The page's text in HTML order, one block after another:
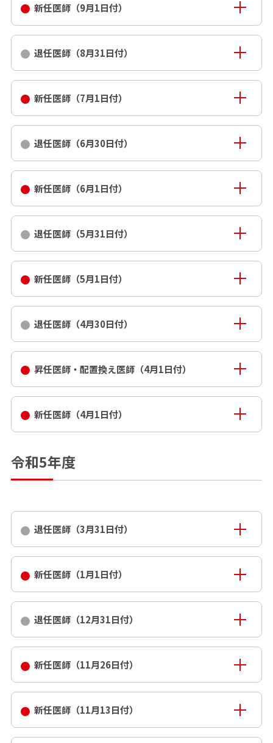
新任医師（9月1日付）
退任医師（8月31日付）
新任医師（7月1日付）
退任医師（6月30日付）
新任医師（6月1日付）
退任医師（5月31日付）
新任医師（5月1日付）
退任医師（4月30日付）
昇任医師・配置換え医師（4月1日付）
新任医師（4月1日付）
令和5年度
退任医師（3月31日付）
新任医師（1月1日付）
退任医師（12月31日付）
新任医師（11月26日付）
新任医師（11月13日付）